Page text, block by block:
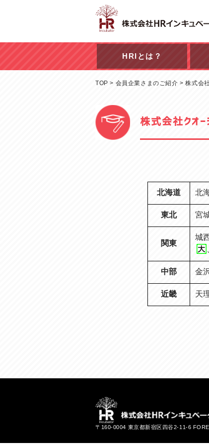
HRIとは？
TOP > 会員企業さまのご紹介 >株式会
株式会社クオ
北海道 北
東北 宮
関東
城
中部 金
近畿 天
〒160-0004 東京都新宿区四谷2-11-6